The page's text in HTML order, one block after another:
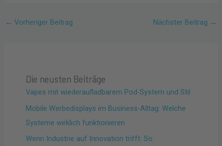
← Vorheriger Beitrag Nächster Beitrag →
Die neusten Beiträge
Vapes mit wiederaufladbarem Pod-System und Stil
Mobile Werbedisplays im Business-Alltag: Welche
Systeme wirklich funktionieren
Wenn Industrie auf Innovation trifft: So